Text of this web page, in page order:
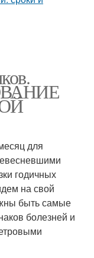
для
годичных
на свой
быть самые
болезней и